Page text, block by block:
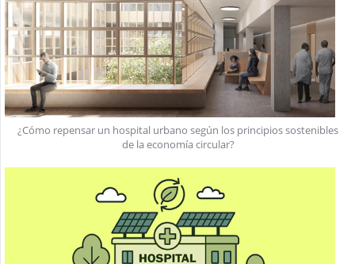
¿Cómo repensar un hospital urbano según los principios sostenibles
de la economía circular?